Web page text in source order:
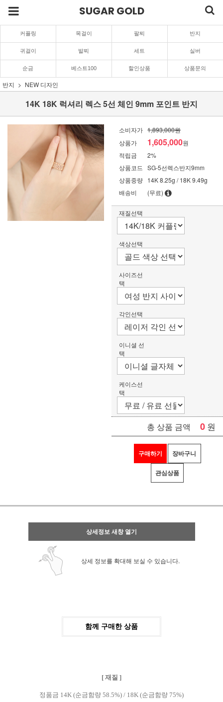
SUGAR GOLD
커플링 목걸이 팔찌 반지
귀걸이 발찌 세트 실버
순금 베스트100 할인상품 상품문의
반지 NEW 디자인
14K 18K 럭셔리 렉스 5선 체인 9mm 포인트 반지
소비자가 1,893,000원
상품가
1,605,000원
적립금
2%
상품코드
SG-5선렉스반지9mm
상품중량 14K 8.25g / 18K 9.49g
배송비
(무료)
재질선택
색상선택
사이즈선
택
각인선택
이니셜 선
택
케이스선
택
총 상품 금액 0 원
구매하기 장바구니
관심상품
상세정보 새창 열기
상세 정보를 확대해 보실 수 있습니다.
함께 구매한 상품
[ 재질 ]
정품금 14K (순금함량 58.5%) / 18K (순금함량 75%)